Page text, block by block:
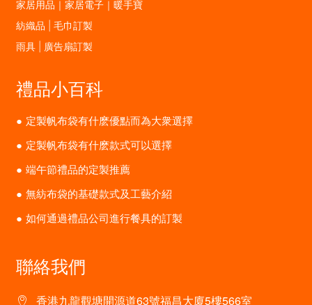
家居用品｜家居電子｜暖手寶
紡織品 | 毛巾訂製
雨具 | 廣告扇訂製
禮品小百科
定製帆布袋有什麽優點而為大衆選擇
定製帆布袋有什麽款式可以選擇
端午節禮品的定製推薦
無紡布袋的基礎款式及工藝介紹
如何通過禮品公司進行餐具的訂製
聯絡我們
香港九龍觀塘開源道63號福昌大廈5樓566室